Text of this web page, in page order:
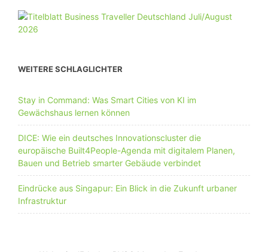
WEITERE SCHLAGLICHTER
Stay in Command: Was Smart Cities von KI im
Gewächshaus lernen können
DICE: Wie ein deutsches Innovationscluster die
europäische Built4People-Agenda mit digitalem Planen,
Bauen und Betrieb smarter Gebäude verbindet
Eindrücke aus Singapur: Ein Blick in die Zukunft urbaner
Infrastruktur